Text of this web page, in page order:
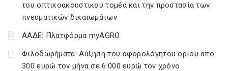
του οπτικοακουστικού τομέα και την προστασία των
πνευματικών δικαιωμάτων
ΑΑΔΕ: Πλατφόρμα myAGRO
Φιλοδωρήματα: Αύξηση του αφορολόγητου ορίου από
300 ευρώ τον μήνα σε 6.000 ευρώ τον χρόνο